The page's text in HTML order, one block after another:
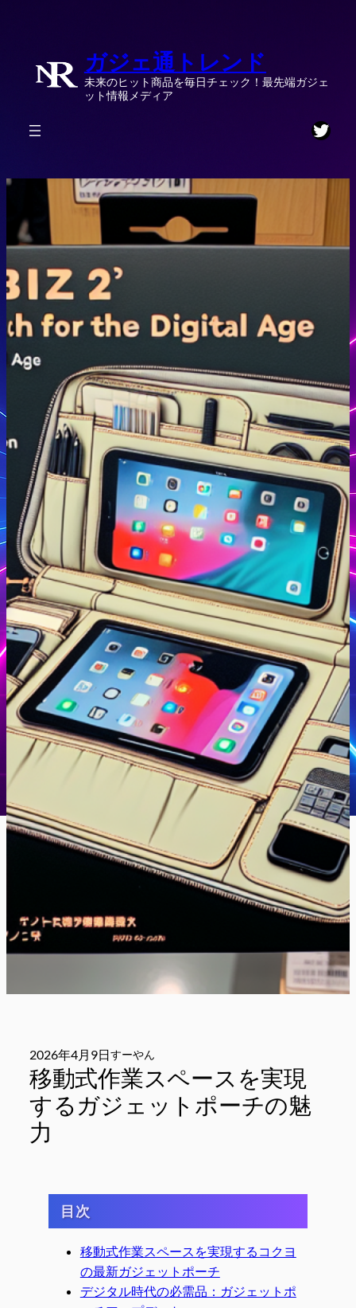
ガジェ通トレンド
未来のヒット商品を毎日チェック！最先端ガジェ
ット情報メディア
2026年4月9日すーやん
移動式作業スペースを実現
するガジェットポーチの魅
力
目次
移動式作業スペースを実現するコクヨ
の最新ガジェットポーチ
デジタル時代の必需品：ガジェットポ